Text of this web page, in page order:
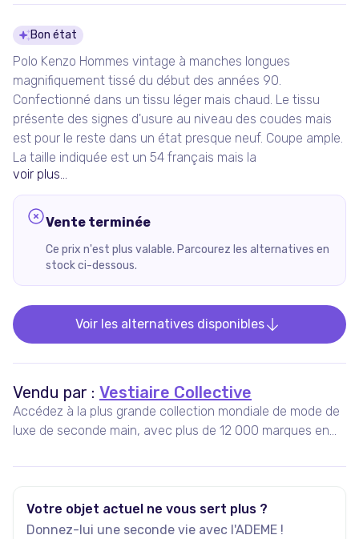
Détails du produit
Bon état
Polo Kenzo Hommes vintage à manches longues
magnifiquement tissé du début des années 90.
Confectionné dans un tissu léger mais chaud. Le tissu
présente des signes d'usure au niveau des coudes mais
est pour le reste dans un état presque neuf. Coupe ample.
La taille indiquée est un 54 français mais la
voir plus...
Vente terminée
Ce prix n'est plus valable. Parcourez les alternatives en
stock ci-dessous.
Voir les alternatives disponibles
Vendu par : Vestiaire Collective
Accédez à la plus grande collection mondiale de mode de
luxe de seconde main, avec plus de 12 000 marques en
nouveaux articles ajoutés chaque jour.
Votre objet actuel ne vous sert plus ?
Donnez-lui une seconde vie avec l'ADEME !